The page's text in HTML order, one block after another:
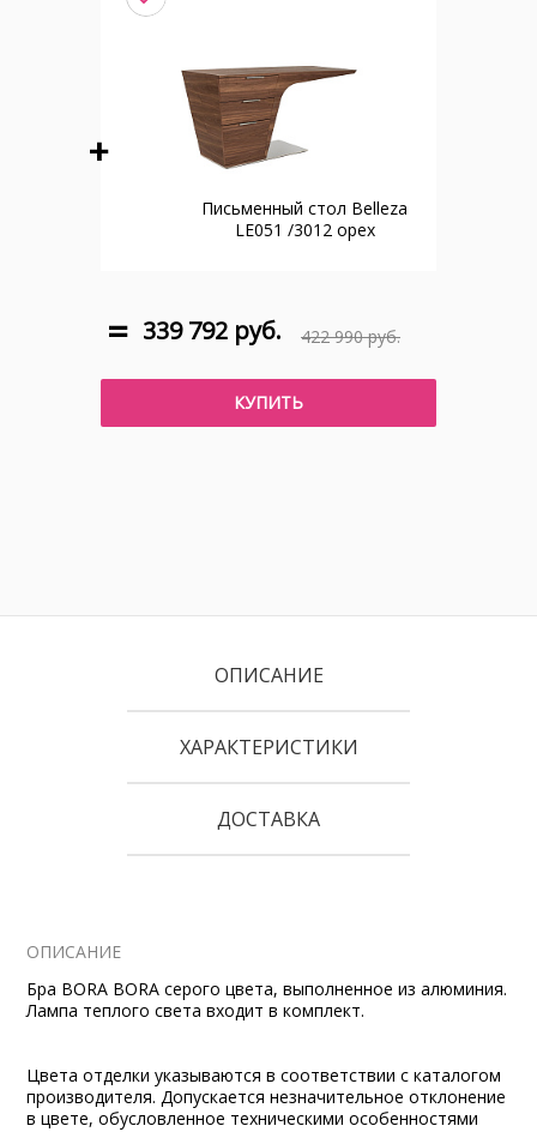
Письменный стол Belleza
LE051 /3012 орех
422 990 руб.
339 792 руб.
КУПИТЬ
ОПИСАНИЕ
ХАРАКТЕРИСТИКИ
ДОСТАВКА
ОПИСАНИЕ
Бра BORA BORA серого цвета, выполненное из алюминия.
Лампа теплого света входит в комплект.
Цвета отделки указываются в соответствии с каталогом
производителя. Допускается незначительное отклонение
в цвете, обусловленное техническими особенностями